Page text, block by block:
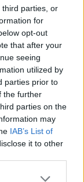
third parties, or
for
opt-out
that after your
seeing
utilized by
parties prior to
the further
parties on the
may
IAB’s List of
it to other
beste
Hvordan
Svar
like stor og